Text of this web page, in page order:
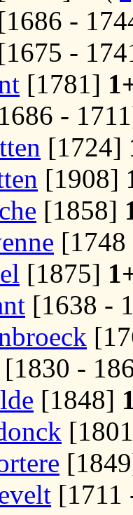
-
-
[1781]
-
[1724]
[1908]
[1858]
[1875]
[1638 -
[1830 -
[1848]